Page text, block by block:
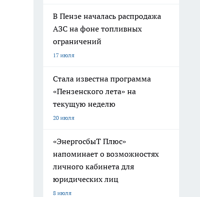
В Пензе началась распродажа
АЗС на фоне топливных
ограничений
17 июля
Стала известна программа
«Пензенского лета» на
текущую неделю
20 июля
«ЭнергосбыТ Плюс»
напоминает о возможностях
личного кабинета для
юридических лиц
8 июля